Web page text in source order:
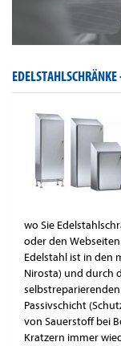
EDELSTAHLSCHRÄNKE
wo Sie
oder den
Edelstahl ist in den
Nirosta) und durch
Passivschicht
von Sauerstoff bei
Kratzern immer